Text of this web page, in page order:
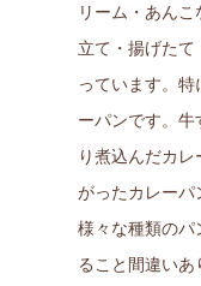
リーム・あん
立て・揚げた
っています。
ーパンです。牛
り煮込んだカ
がったカレーパ
様々な種類のパ
ること間違いあ